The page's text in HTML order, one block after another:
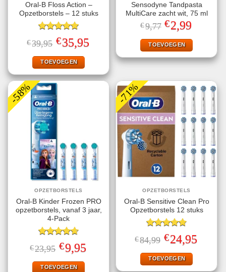
Oral-B Floss Action –
Opzetborstels – 12 stuks
Gewaardeerd
5.00uit 5
€39,95 Oorspronkelijke
prijs
was:
€39,95.
€35,95prijs
TOEVOEGEN
Sensodyne Tandpasta
MultiCare zacht wit, 75 ml
€9,77 Oorspronkelijke
prijs
was:
€9,77.
€2,99
is:
€2,99.
TOEVOEGEN
-58%
OPZETBORSTELS
Oral-B Kinder Frozen PRO
opzetborstels, vanaf 3 jaar,
4-Pack
Gewaardeerd
4.67uit 5
€23,95 Oorspronkelijke
prijs
was:
€23,95.
€9,95prijs
TOEVOEGEN
-71%
OPZETBORSTELS
Oral-B Sensitive Clean Pro
Opzetborstels 12 stuks
Gewaardeerd
4.78uit 5
€84,99 Oorspronkelijke
prijs
was:
€84,99.
€24,95prijs
TOEVOEGEN